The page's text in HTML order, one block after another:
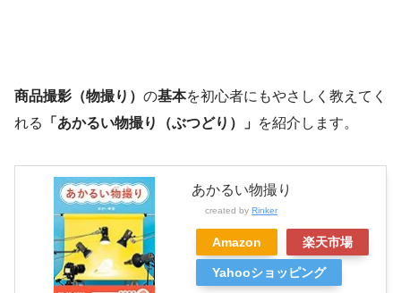
商品撮影（物撮り） の基本を初心者にもやさしく教えてく
れる
「あかるい物撮り（ぶつどり）」 を紹介します。
あかるい物撮り
created by Rinker
Amazon 楽天市場
Yahooショッピング